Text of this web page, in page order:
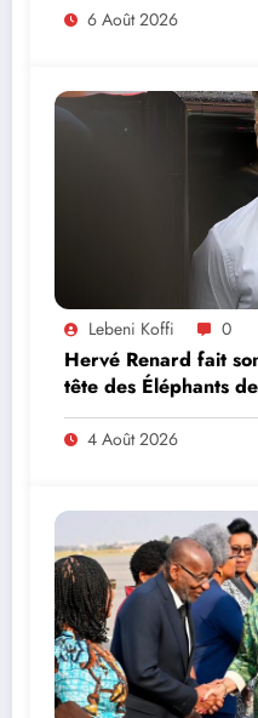
PREND PART À LA
6 Août 2026
Lebeni Koffi 0
Hervé Renard fait
tête des Éléphants
4 Août 2026